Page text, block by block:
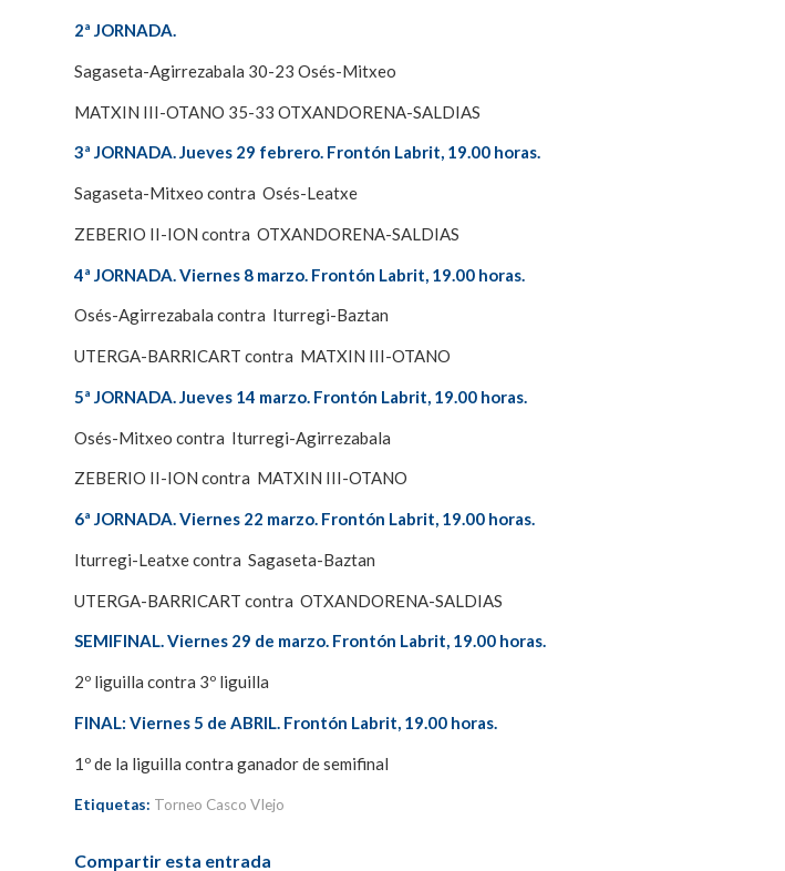
2ª JORNADA.
Sagaseta-Agirrezabala 30-23 Osés-Mitxeo
MATXIN III-OTANO 35-33 OTXANDORENA-SALDIAS
3ª JORNADA. Jueves 29 febrero. Frontón Labrit, 19.00 horas.
Sagaseta-Mitxeo contra Osés-Leatxe
ZEBERIO II-ION contra OTXANDORENA-SALDIAS
4ª JORNADA. Viernes 8 marzo. Frontón Labrit, 19.00 horas.
Osés-Agirrezabala contra Iturregi-Baztan
UTERGA-BARRICART contra MATXIN III-OTANO
5ª JORNADA. Jueves 14 marzo. Frontón Labrit, 19.00 horas.
Osés-Mitxeo contra Iturregi-Agirrezabala
ZEBERIO II-ION contra MATXIN III-OTANO
6ª JORNADA. Viernes 22 marzo. Frontón Labrit, 19.00 horas.
Iturregi-Leatxe contra Sagaseta-Baztan
UTERGA-BARRICART contra OTXANDORENA-SALDIAS
SEMIFINAL. Viernes 29 de marzo. Frontón Labrit, 19.00 horas.
2º liguilla contra 3º liguilla
FINAL: Viernes 5 de ABRIL. Frontón Labrit, 19.00 horas.
1º de la liguilla contra ganador de semifinal
Etiquetas: Torneo Casco VIejo
Compartir esta entrada